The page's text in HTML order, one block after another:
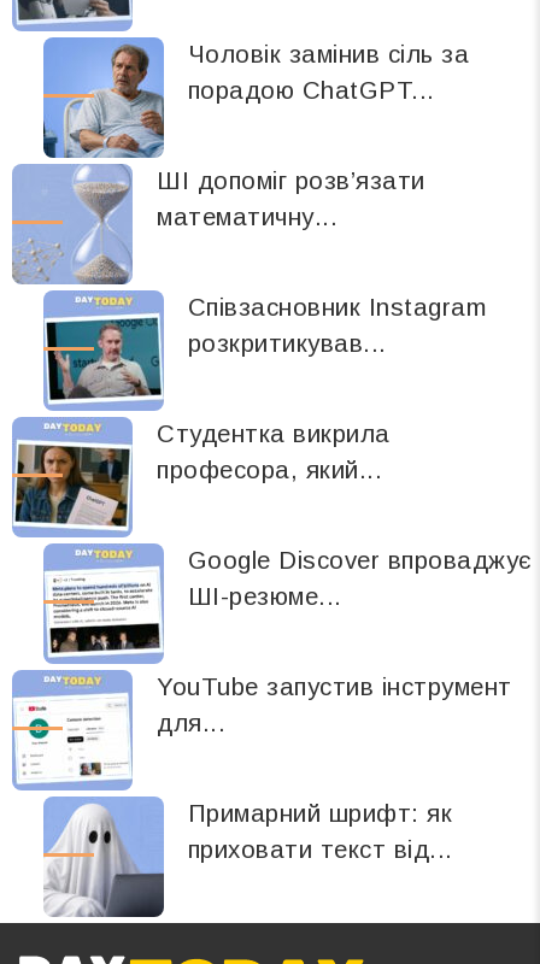
Чоловік замінив сіль за
порадою ChatGPT...
ШІ допоміг розв’язати
математичну...
Співзасновник Instagram
розкритикував...
Студентка викрила
професора, який...
Google Discover впроваджує
ШІ-резюме...
YouTube запустив інструмент
для...
Примарний шрифт: як
приховати текст від...